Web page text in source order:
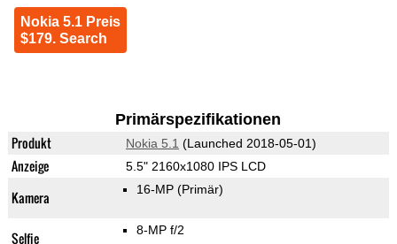
Nokia 5.1 Preis
$179. Search
Primärspezifikationen
Produkt Nokia 5.1 (Launched 2018-05-01)
Anzeige 5.5" 2160x1080 IPS LCD
Kamera 16-MP (Primär)
Selfie 8-MP f/2